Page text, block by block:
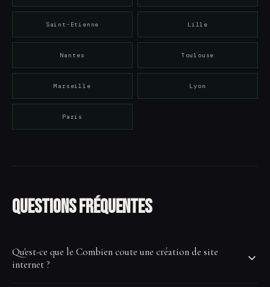
Saint-Etienne Lille
Nantes Toulouse
Marseille Lyon
Paris
Questions fréquentes
Qu'est-ce que le Combien coute une création de site
internet ?